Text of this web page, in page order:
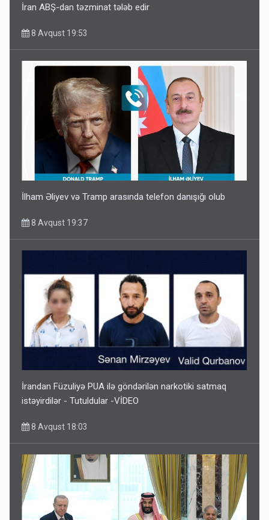
İran ABŞ-dan təzminat tələb edir
8 Avqust 19:53
İlham Əliyev və Tramp arasında telefon danışığı olub
8 Avqust 19:37
İrandan Füzuliyə PUA ilə göndərilən narkotiki satmaq
istəyirdilər - Tutuldular -VİDEO
8 Avqust 18:03